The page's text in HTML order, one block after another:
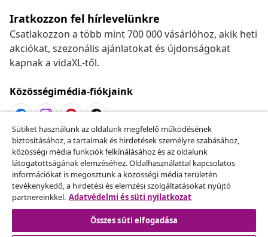
Iratkozzon fel hírlevelünkre
Csatlakozzon a több mint 700 000 vásárlóhoz, akik heti
akciókat, szezonális ajánlatokat és újdonságokat
kapnak a vidaXL-től.
Közösségimédia-fiókjaink
Szerződéstől való elállás
Küldj be egy rendelés lemondására vonatkozó
kérelmet.
Szerződéstől való elállás
Sütiket használunk az oldalunk megfelelő működésének
biztosításához, a tartalmak és hirdetések személyre szabásához,
közösségi média funkciók felkínálásához és az oldalunk
látogatottságának elemzéséhez. Oldalhasználattal kapcsolatos
információkat is megosztunk a közösségi média területén
tevékenykedő, a hirdetési és elemzési szolgáltatásokat nyújtó
partnereinkkel. Adatvédelmi és süti nyilatkozat
Összes süti elfogadása